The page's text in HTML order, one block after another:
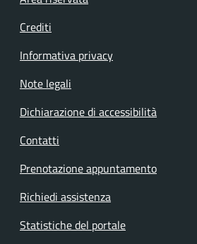
Crediti
Informativa privacy
Note legali
Dichiarazione di accessibilità
Contatti
Prenotazione appuntamento
Richiedi assistenza
Statistiche del portale